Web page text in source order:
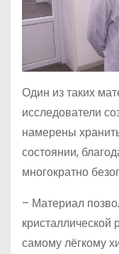
Один из таких
исследователи
намерены
состоянии,
многократно
– Материал
самому лёгкому